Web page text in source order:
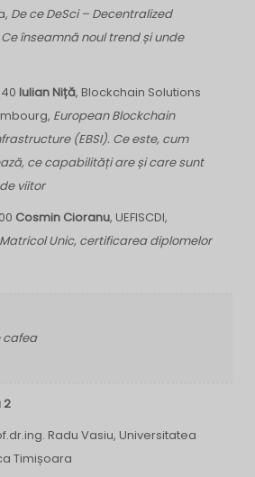
De ce DeSci – Decentralized
înseamnă noul trend și unde
Iulian Niță, Blockchain Solutions
European Blockchain
(EBSI). Ce este, cum
ce capabilități are și care sunt
viitor
Cosmin Cioranu, UEFISCDI,
Unic, certificarea diplomelor
cafea
2
Radu Vasiu, Universitatea
Timișoara